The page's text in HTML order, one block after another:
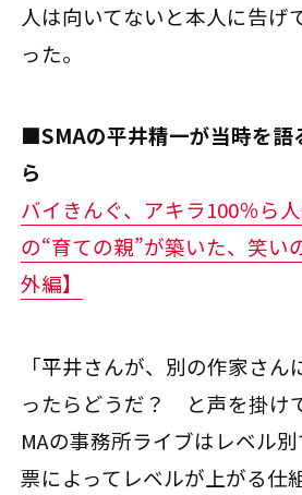
人は向いてないと本人に告げ
った。
■SMAの平井精一が当時を語
ら
バイきんぐ、アキラ100％ら
の“育ての親”が築いた、笑い
外編】
「平井さんが、別の作家さん
ったらどうだ？ と声を掛け
MAの事務所ライブはレベル
票によってレベルが上がる仕